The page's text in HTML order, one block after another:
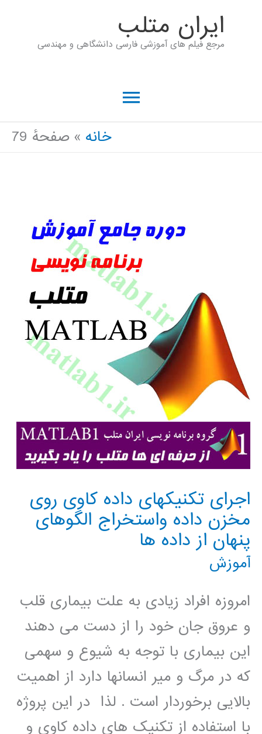
ايران متلب
مرجع فیلم های آموزشی فارسی دانشگاهی و مهندسی
فهرست
اصلی
خانه صفحهٔ 79
اجرای تکنیکهای داده کاوی روی
مخزن داده واستخراج الگوهای
پنهان از داده ها
آموزش
امروزه افراد زیادی به علت بیماری قلب
و عروق جان خود را از دست می دهند
این بیماری با توجه به شیوع و سهمی
که در مرگ و میر انسانها دارد از اهمیت
بالایی برخوردار است . لذا در این پروژه
با استفاده از تکنیک هاي داده کاوي و